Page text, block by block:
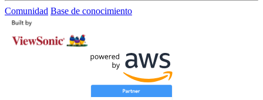
Comunidad Base de conocimiento